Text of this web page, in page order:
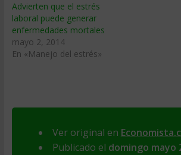
Advierten que el estrés
laboral puede generar
enfermedades mortales
mayo 2, 2014
En «Manejo del estrés»
Ver original en
Publicado el domingo mayo